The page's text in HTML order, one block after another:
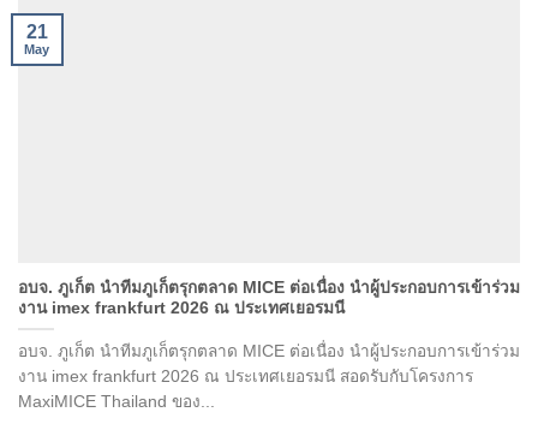
อบจ. ภูเก็ต นำทีมภูเก็ตรุกตลาด MICE ต่อเนื่อง นำผู้ประกอบการเข้าร่วม
งาน imex frankfurt 2026 ณ ประเทศเยอรมนี
อบจ. ภูเก็ต นำทีมภูเก็ตรุกตลาด MICE ต่อเนื่อง นำผู้ประกอบการเข้าร่วม
งาน imex frankfurt 2026 ณ ประเทศเยอรมนี สอดรับกับโครงการ
MaxiMICE Thailand ของ...
21
May